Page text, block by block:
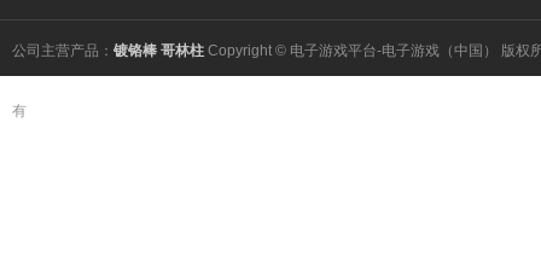
公司主营产品： 镀铬棒 哥林柱 Copyright © 电子游戏平台-电子游戏（中国） 版权
有